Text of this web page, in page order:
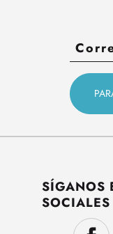
SÍGANOS
SOCIALES